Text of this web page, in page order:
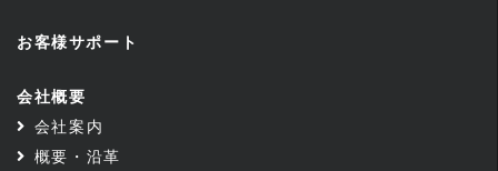
お客様サポート
会社概要
会社案内
概要・沿革